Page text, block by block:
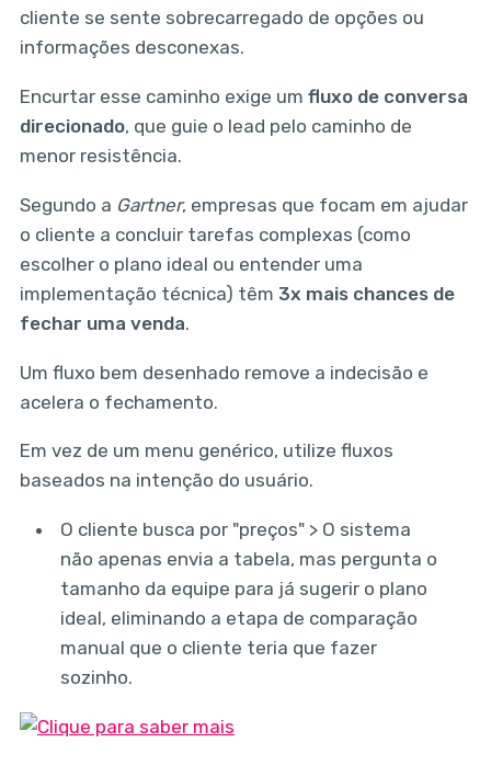
cliente se sente sobrecarregado de opções ou
informações desconexas.
Encurtar esse caminho exige um fluxo de conversa
direcionado, que guie o lead pelo caminho de
menor resistência.
Segundo a Gartner, empresas que focam em ajudar
o cliente a concluir tarefas complexas (como
escolher o plano ideal ou entender uma
implementação técnica) têm 3x mais chances de
fechar uma venda.
Um fluxo bem desenhado remove a indecisão e
acelera o fechamento.
Em vez de um menu genérico, utilize fluxos
baseados na intenção do usuário.
O cliente busca por "preços" > O sistema
não apenas envia a tabela, mas pergunta o
tamanho da equipe para já sugerir o plano
ideal, eliminando a etapa de comparação
manual que o cliente teria que fazer
sozinho.